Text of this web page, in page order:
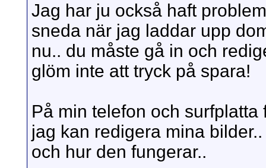
Jag har ju också haft
sneda när jag laddar upp
nu.. du måste gå in och
glöm inte att tryck på spara!
På min telefon och
jag kan redigera mina
och hur den fungerar..